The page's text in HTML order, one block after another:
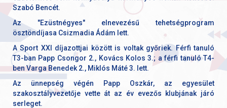
Szabó Bencét.
Az "Ezüstnégyes" elnevezésű tehetségprogram
ösztöndíjasa Csizmadia Ádám lett.
A Sport XXI díjazottjai között is voltak győriek. Férfi tanuló
T3-ban Papp Csongor 2., Kovács Kolos 3.; a férfi tanuló T4-
ben Varga Benedek 2., Miklós Máté 3. lett.
Az ünnepség végén Papp Oszkár, az egyesület
szakosztályvezetője vette át az év evezős klubjának járó
serleget.